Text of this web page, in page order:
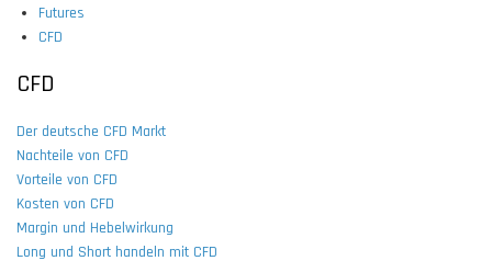
Futures
CFD
CFD
Der deutsche CFD Markt
Nachteile von CFD
Vorteile von CFD
Kosten von CFD
Margin und Hebelwirkung
Long und Short handeln mit CFD